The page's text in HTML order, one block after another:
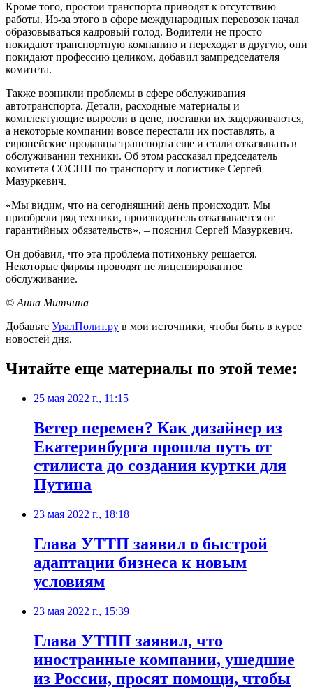
Кроме того, простои транспорта приводят к отсутствию
работы. Из-за этого в сфере международных перевозок начал
образовываться кадровый голод. Водители не просто
покидают транспортную компанию и переходят в другую, они
покидают профессию целиком, добавил зампредседателя
комитета.
Также возникли проблемы в сфере обслуживания
автотранспорта. Детали, расходные материалы и
комплектующие выросли в цене, поставки их задерживаются,
а некоторые компании вовсе перестали их поставлять, а
европейские продавцы транспорта еще и стали отказывать в
обслуживании техники. Об этом рассказал председатель
комитета СОСПП по транспорту и логистике Сергей
Мазуркевич.
«Мы видим, что на сегодняшний день происходит. Мы
приобрели ряд техники, производитель отказывается от
гарантийных обязательств», – пояснил Сергей Мазуркевич.
Он добавил, что эта проблема потихоньку решается.
Некоторые фирмы проводят не лицензированное
обслуживание.
© Анна Митчина
Добавьте УралПолит.ру в мои источники, чтобы быть в курсе
новостей дня.
Читайте еще материалы по этой теме:
25 мая 2022 г., 11:15
​Ветер перемен? Как дизайнер из
Екатеринбурга прошла путь от
стилиста до создания куртки для
Путина
23 мая 2022 г., 18:18
Глава УТТП заявил о быстрой
адаптации бизнеса к новым
условиям
23 мая 2022 г., 15:39
Глава УТПП заявил, что
иностранные компании, ушедшие
из России, просят помощи, чтобы